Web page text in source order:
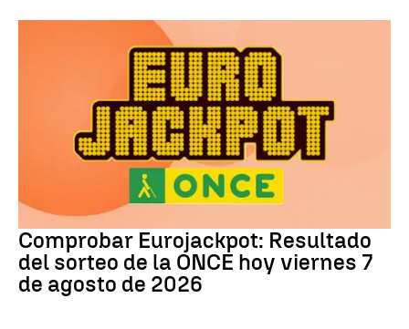
Eurojackpot
Comprobar Eurojackpot: Resultado
del sorteo de la ONCE hoy viernes 7
de agosto de 2026